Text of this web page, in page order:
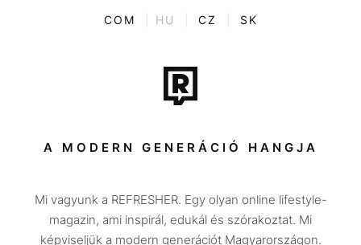
ENTR
Tech-Tudomány
Sport
Társadalom
Utazás
Életmód
COM HU CZ SK
A MODERN GENERÁCIÓ HANGJA
Mi vagyunk a REFRESHER. Egy olyan online lifestyle-
magazin, ami inspirál, edukál és szórakoztat. Mi
képviseljük a modern generációt Magyarországon.